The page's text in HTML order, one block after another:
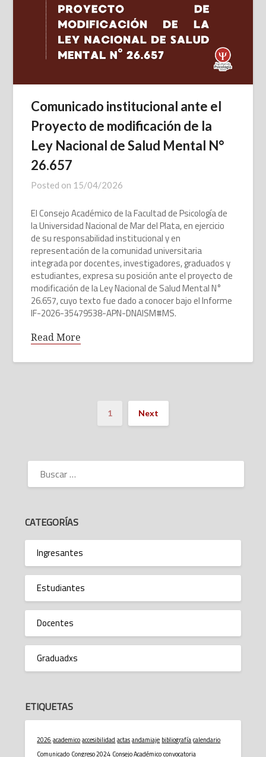
Comunicado institucional ante el
Proyecto de modificación de la
Ley Nacional de Salud Mental N°
26.657
Posted on 15/04/2026
El Consejo Académico de la Facultad de Psicología de
la Universidad Nacional de Mar del Plata, en ejercicio
de su responsabilidad institucional y en
representación de la comunidad universitaria
integrada por docentes, investigadores, graduados y
estudiantes, expresa su posición ante el proyecto de
modificación de la Ley Nacional de Salud Mental N°
26.657, cuyo texto fue dado a conocer bajo el Informe
IF-2026-35479538-APN-DNAISM#MS.
Read More
1 Next
BUSCAR:
CATEGORÍAS
Ingresantes
Estudiantes
Docentes
Graduadxs
ETIQUETAS
2026 academico accesibilidad actas andamiaje bibliografía calendario
Comunicado Congreso 2024 Consejo Académico convocatoria